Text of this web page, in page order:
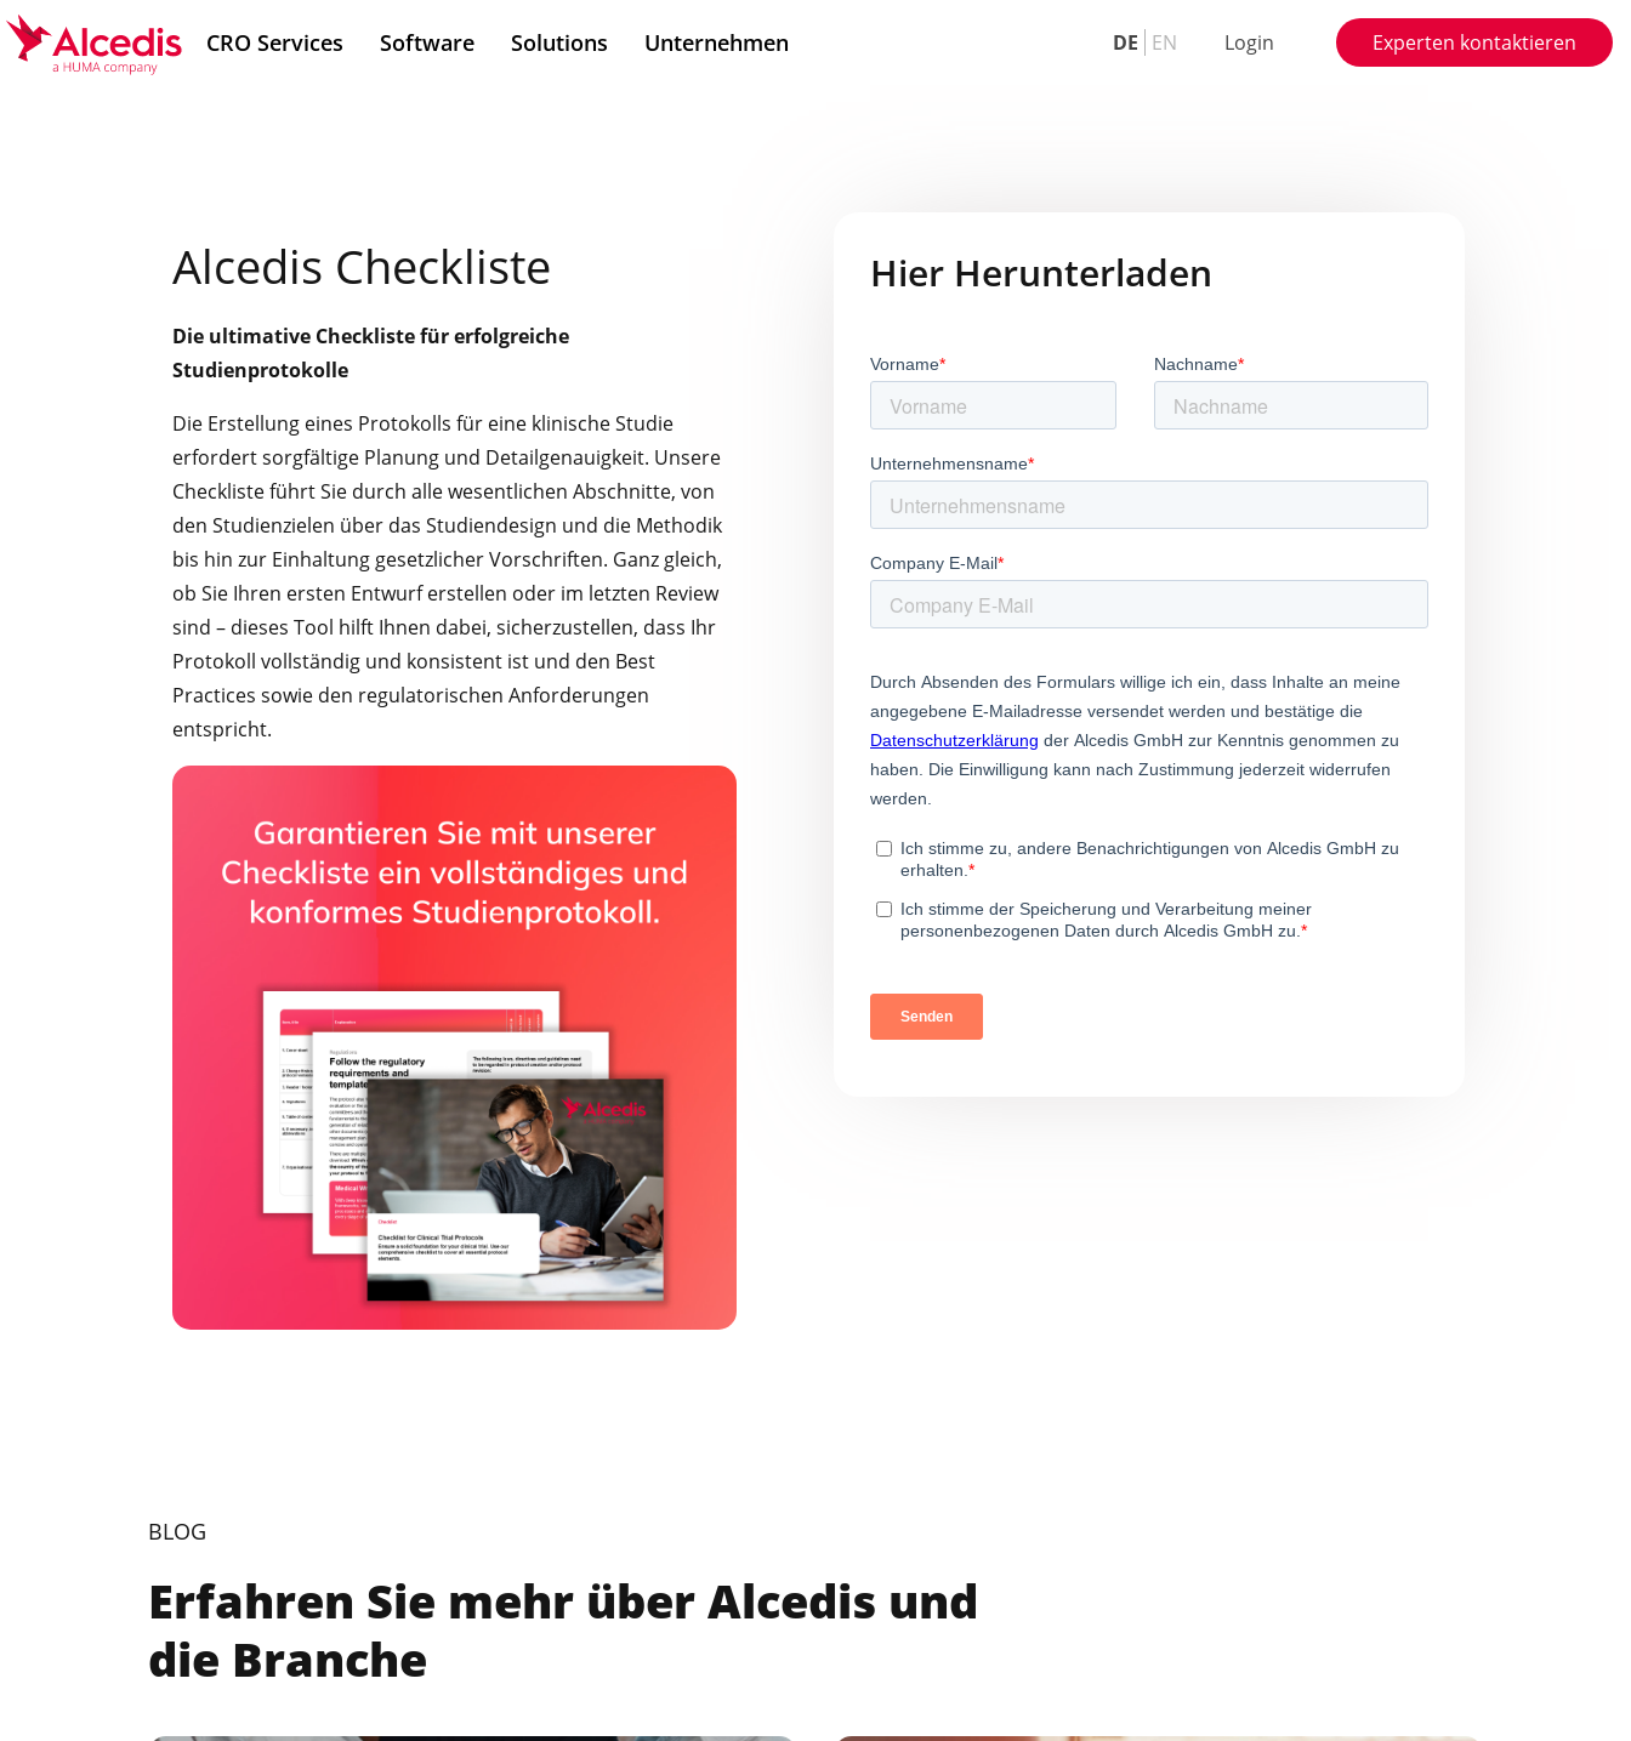
Direkt
zum
CRO Services Software Solutions Unternehmen DE EN Login Experten kontaktieren
Alcedis Checkliste
Die ultimative Checkliste für erfolgreiche
Studienprotokolle
Die Erstellung eines Protokolls für eine klinische Studie
erfordert sorgfältige Planung und Detailgenauigkeit. Unsere
Checkliste führt Sie durch alle wesentlichen Abschnitte, von
den Studienzielen über das Studiendesign und die Methodik
bis hin zur Einhaltung gesetzlicher Vorschriften. Ganz gleich,
ob Sie Ihren ersten Entwurf erstellen oder im letzten Review
sind – dieses Tool hilft Ihnen dabei, sicherzustellen, dass Ihr
Protokoll vollständig und konsistent ist und den Best
Practices sowie den regulatorischen Anforderungen
entspricht.
Hier Herunterladen
BLOG
Erfahren Sie mehr über Alcedis und
die Branche